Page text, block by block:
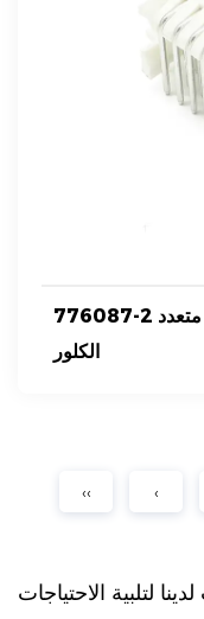
776087-2 رأس الزاوية اليمنى لثنائي الفينيل متعدد
الكلور
‹‹ ‹
لتلبية الاحتياجات